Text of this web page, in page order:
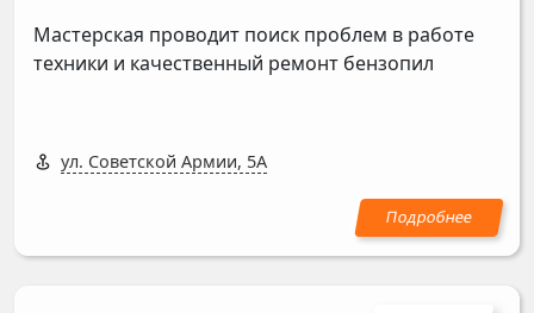
Мастерская проводит поиск проблем в работе
техники и качественный ремонт бензопил
ул. Советской Армии, 5А